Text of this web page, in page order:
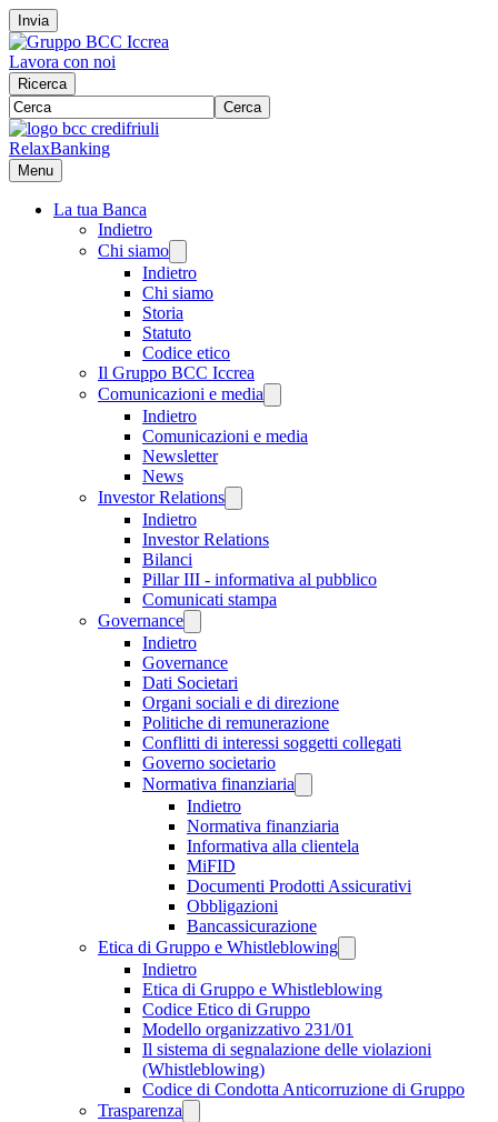
Invia
Lavora con noi
Ricerca
Cerca
RelaxBanking
Menu
La tua Banca
Indietro
Chi siamo
Indietro
Chi siamo
Storia
Statuto
Codice etico
Il Gruppo BCC Iccrea
Comunicazioni e media
Indietro
Comunicazioni e media
Newsletter
News
Investor Relations
Indietro
Investor Relations
Bilanci
Pillar III - informativa al pubblico
Comunicati stampa
Governance
Indietro
Governance
Dati Societari
Organi sociali e di direzione
Politiche di remunerazione
Conflitti di interessi soggetti collegati
Governo societario
Normativa finanziaria
Indietro
Normativa finanziaria
Informativa alla clientela
MiFID
Documenti Prodotti Assicurativi
Obbligazioni
Bancassicurazione
Etica di Gruppo e Whistleblowing
Indietro
Etica di Gruppo e Whistleblowing
Codice Etico di Gruppo
Modello organizzativo 231/01
Il sistema di segnalazione delle violazioni
(Whistleblowing)
Codice di Condotta Anticorruzione di Gruppo
Trasparenza